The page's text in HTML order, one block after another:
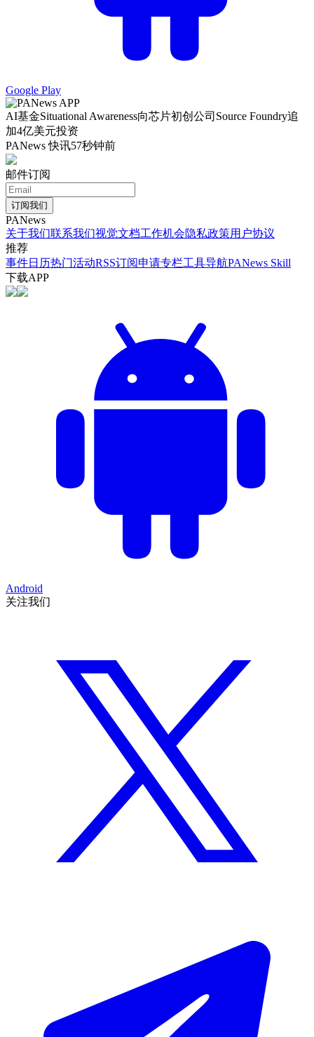
Google Play
AI基金Situational Awareness向芯片初创公司Source Foundry追
加4亿美元投资
PANews 快讯57秒钟前
邮件订阅
订阅我们
PANews
关于我们联系我们视觉文档工作机会隐私政策用户协议
推荐
事件日历热门活动RSS订阅申请专栏工具导航PANews Skill
下载APP
Android
关注我们